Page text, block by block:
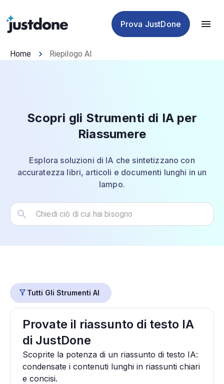
Prova JustDone
Home Riepilogo AI
Scopri gli Strumenti di IA per
Riassumere
Esplora soluzioni di IA che sintetizzano con
accuratezza libri, articoli e documenti lunghi in un
lampo.
Tutti Gli Strumenti AI
Provate il riassunto di testo IA
di JustDone
Scoprite la potenza di un riassunto di testo IA:
condensate i contenuti lunghi in riassunti chiari
e concisi.